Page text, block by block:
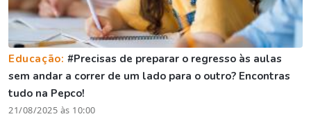
Educação:#Precisas de preparar o regresso às aulas
sem andar a correr de um lado para o outro? Encontras
tudo na Pepco!
21/08/2025 às 10:00